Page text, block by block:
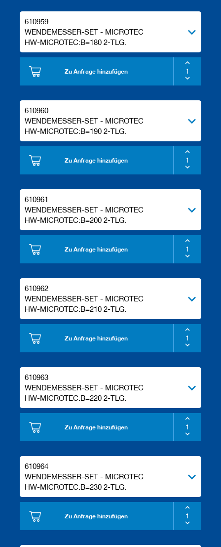
610959
WENDEMESSER-SET - MICROTEC
HW-MICROTEC:B=180 2-TLG.
Zu Anfrage hinzufügen
610960
WENDEMESSER-SET - MICROTEC
HW-MICROTEC:B=190 2-TLG.
Zu Anfrage hinzufügen
610961
WENDEMESSER-SET - MICROTEC
HW-MICROTEC:B=200 2-TLG.
Zu Anfrage hinzufügen
610962
WENDEMESSER-SET - MICROTEC
HW-MICROTEC:B=210 2-TLG.
Zu Anfrage hinzufügen
610963
WENDEMESSER-SET - MICROTEC
HW-MICROTEC:B=220 2-TLG.
Zu Anfrage hinzufügen
610964
WENDEMESSER-SET - MICROTEC
HW-MICROTEC:B=230 2-TLG.
Zu Anfrage hinzufügen